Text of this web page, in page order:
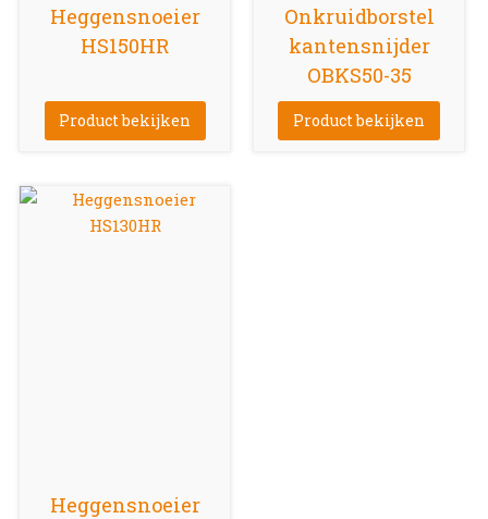
Heggensnoeier
HS150HR
Product bekijken
Onkruidborstel
kantensnijder
OBKS50-35
Product bekijken
Heggensnoeier